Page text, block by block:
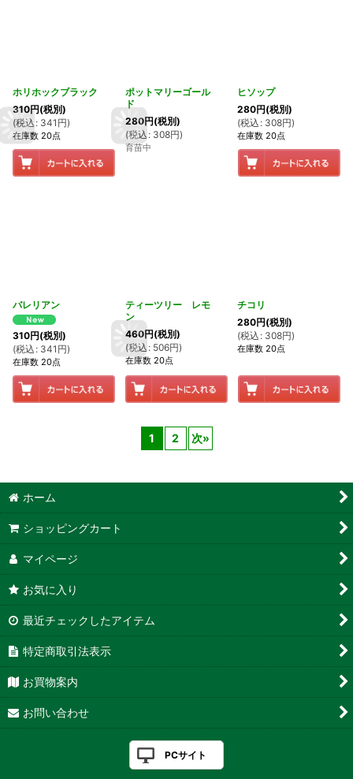
ホリホックブラック
310円(税別)
(税込 : 341 円)
在庫数 20点
ポットマリーゴール
ド
280円(税別)
(税込 : 308円)
育苗中
ヒソップ
280円(税別)
(税込 : 308円)
在庫数 20点
バレリアン
310円(税別)
(税込 : 341 円)
在庫数 20点
ティーツリー レモ
ン
460円(税別)
(税込 : 506円)
在庫数 20点
チコリ
280円(税別)
(税込 : 308円)
在庫数 20点
1 2 次»
ホーム
ショッピングカート
マイページ
お気に入り
最近チェックしたアイテム
特定商取引法表示
お買物案内
お問い合わせ
PCサイト